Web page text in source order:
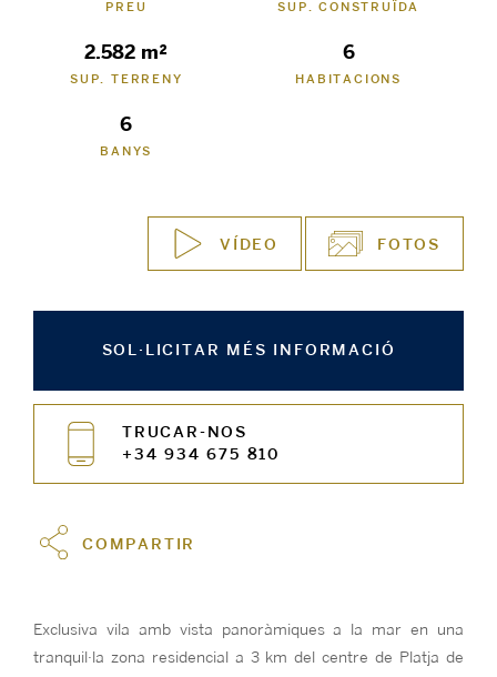
PREU SUP. CONSTRUÏDA
2.582 m²
SUP. TERRENY
6
HABITACIONS
6
BANYS
VÍDEO FOTOS
SOL·LICITAR MÉS INFORMACIÓ
TRUCAR-NOS
+34 934 675 810
COMPARTIR
Exclusiva vila amb vista panoràmiques a la mar en una
tranquil·la zona residencial a 3 km del centre de Platja de